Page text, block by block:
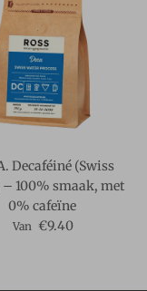
Decaféiné (Swiss
– 100% smaak, met
0% cafeïne
Reguliere prijs
Van €9.40